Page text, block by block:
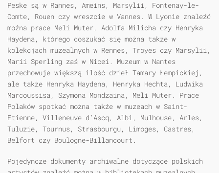
Peske są w Rannes, Ameins, Marsylii, Fontenay-le-
Comte, Rouen czy wreszcie w Vannes. W Lyonie znaleźć
można prace Meli Muter, Adolfa Milicha czy Henryka
Haydena, którego doszukać się można także w
kolekcjach muzealnych w Rennes, Troyes czy Marsylii,
Marii Sperling zaś w Nicei. Muzeum w Nantes
przechowuje większą ilość dzieł Tamary Łempickiej,
ale także Henryka Haydena, Henryka Hechta, Ludwika
Marcoussisa, Szymona Mondzaina, Meli Muter. Prace
Polaków spotkać można także w muzeach w Saint-
Etienne, Villeneuve-d’Ascq, Albi, Mulhouse, Arles,
Tuluzie, Tournus, Strasbourgu, Limoges, Castres,
Belfort czy Boulogne-Billancourt.
Pojedyncze dokumenty archiwalne dotyczące polskich